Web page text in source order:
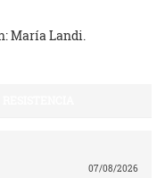
María Landi.
07/08/2026